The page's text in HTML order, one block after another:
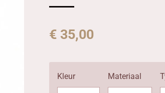
€ 35,00
Kleur Materiaal